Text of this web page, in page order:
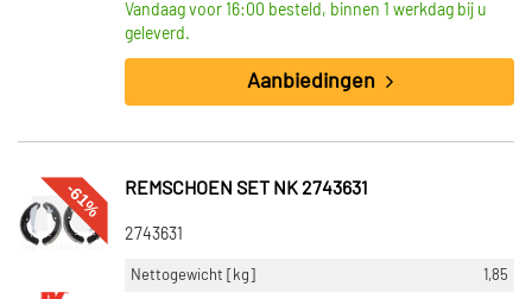
Vandaag voor 16:00 besteld, binnen 1 werkdag bij u
geleverd.
Aanbiedingen
-61% REMSCHOEN SET NK 2743631
2743631
Nettogewicht [kg]
1,85